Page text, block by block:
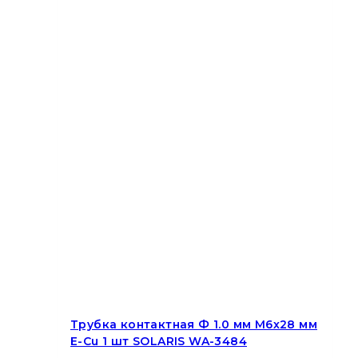
Трубка контактная Ф 1.0 мм M6х28 мм
E-Cu 1 шт SOLARIS WA-3484